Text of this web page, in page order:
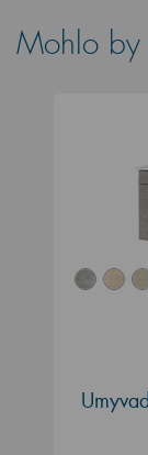
Mohlo by